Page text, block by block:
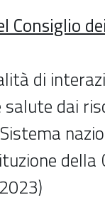
Consiglio
di
salute dai
della